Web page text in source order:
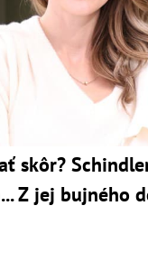
skôr?
Z jej bujného